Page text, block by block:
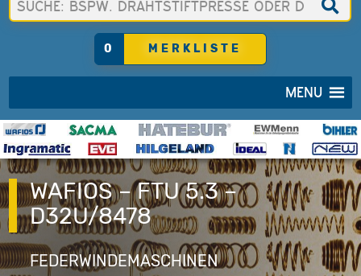
0 MERKLISTE
MENU
WAFIOS – FTU 5.3 –
D32U/8478
FEDERWINDEMASCHINEN